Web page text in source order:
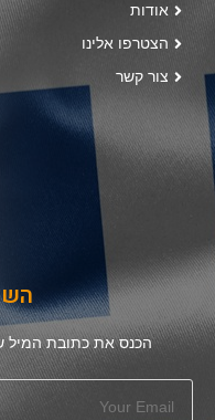
אודות
הצטרפו אלינו
צור קשר
הכנס את כתובת המיל